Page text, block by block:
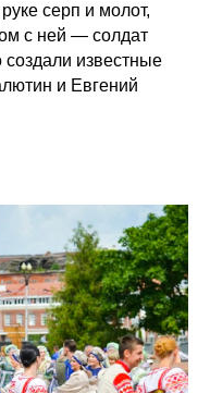
серп и молот,
с ней — солдат
известные
и Евгений